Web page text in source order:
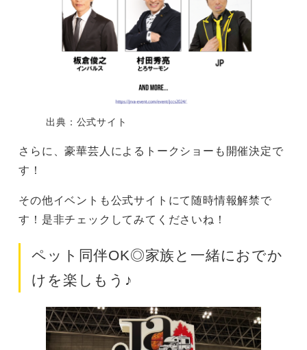
出典：公式サイト
さらに、豪華芸人によるトークショーも開催決定で
す！
その他イベントも公式サイトにて随時情報解禁で
す！是非チェックしてみてくださいね！
ペット同伴OK◎家族と一緒におでか
けを楽しもう♪